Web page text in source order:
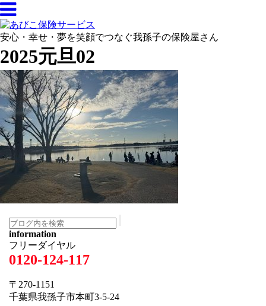
安心・幸せ・夢を笑顔でつなぐ我孫子の保険屋さん
2025元旦02
information
フリーダイヤル
0120-124-117
〒270-1151
千葉県我孫子市本町3-5-24